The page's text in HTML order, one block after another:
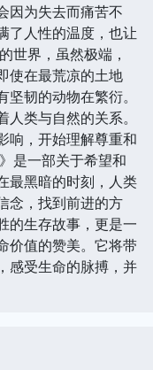
因为失去而痛苦不
了人性的温度，也让
世界，虽然极端，
使在最荒凉的土地
韧的动物在繁衍。
类与自然的关系。
响，开始理解尊重和
是一部关于希望和
最黑暗的时刻，人类
念，找到前进的方
的生存故事，更是一
价值的赞美。它将带
感受生命的脉搏，并